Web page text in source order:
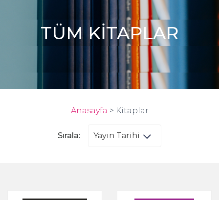
TÜM KİTAPLAR
Anasayfa > Kitaplar
Sırala: